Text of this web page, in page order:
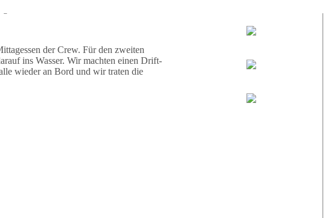
Muränen und eine Schildkröte.
der Crew. Für den zweiten
ins Wasser. Wir machten einen Drift-
wieder an Bord und wir traten die